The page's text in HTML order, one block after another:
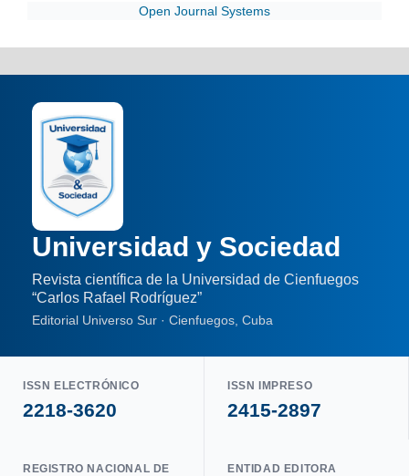
Open Journal Systems
Universidad y Sociedad
Revista científica de la Universidad de Cienfuegos
“Carlos Rafael Rodríguez”
Editorial Universo Sur · Cienfuegos, Cuba
ISSN ELECTRÓNICO
2218-3620
ISSN IMPRESO
2415-2897
REGISTRO NACIONAL DE
ENTIDAD EDITORA